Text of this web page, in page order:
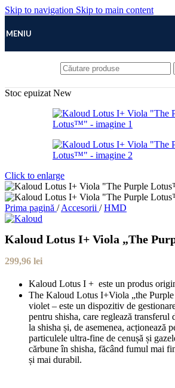
Skip to navigation Skip to main content
MENIU
Stoc epuizat New
Click to enlarge
Prima pagină / Accesorii / HMD
Kaloud Lotus I+ Viola „The
299,96 lei
Kaloud Lotus I + este un produs
The Kaloud Lotus I+Viola „the
violet – este un dispozitiv de
pentru shisha, care reglează transferul
la shisha și, de asemenea, acționează
particulele ultra-fine de cenușă și
cărbune în shisha, făcând fumul mai
și mai durabil.